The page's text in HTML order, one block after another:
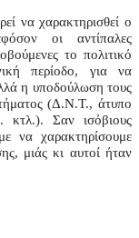
να χαρακτηρισθεί ο
οι αντίπαλες
το πολιτικό
περίοδο, για να
η υποδούλωση τους
(Δ.Ν.Τ., άτυπο
κτλ.). Σαν ισόβιους
να χαρακτηρίσουμε
μιάς κι αυτοί ήταν